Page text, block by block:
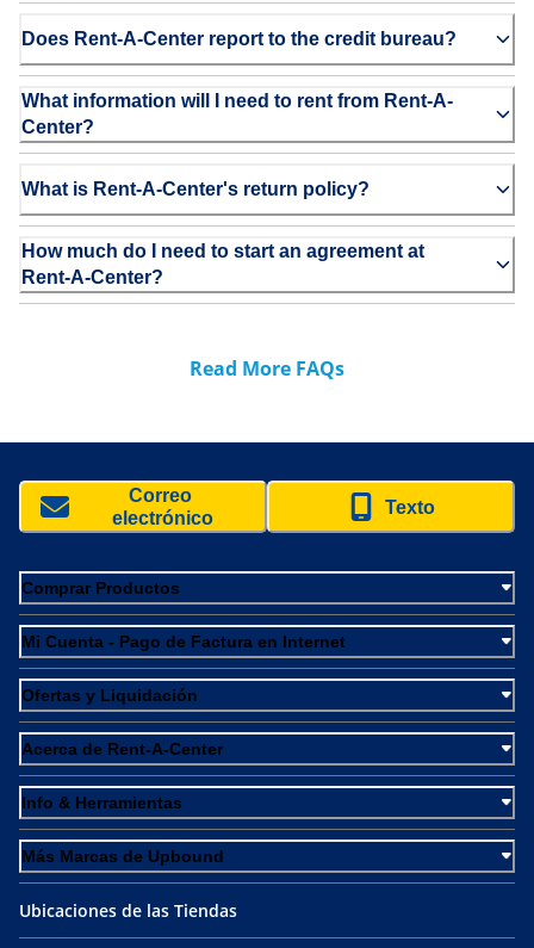
Does Rent-A-Center report to the credit bureau?
What information will I need to rent from Rent-A-
Center?
What is Rent-A-Center's return policy?
How much do I need to start an agreement at
Rent-A-Center?
Read More FAQs
Correo
electrónico
Texto
Comprar Productos
Mi Cuenta - Pago de Factura en Internet
Ofertas y Liquidación
Acerca de Rent-A-Center
Info & Herramientas
Más Marcas de Upbound
Ubicaciones de las Tiendas